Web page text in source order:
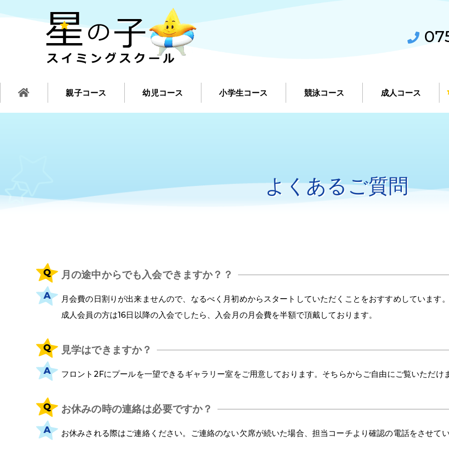
親子コース 幼児コース 小学生コース 競泳コース 成人コース
よくあるご質問
月の途中からでも入会できますか？？
月会費の日割りが出来ませんので、なるべく月初めからスタートしていただくことをおすすめしています。
成人会員の方は16日以降の入会でしたら、入会月の月会費を半額で頂戴しております。
見学はできますか？
フロント2Fにプールを一望できるギャラリー室をご用意しております。そちらからご自由にご覧いただけ
お休みの時の連絡は必要ですか？
お休みされる際はご連絡ください。ご連絡のない欠席が続いた場合、担当コーチより確認の電話をさせて